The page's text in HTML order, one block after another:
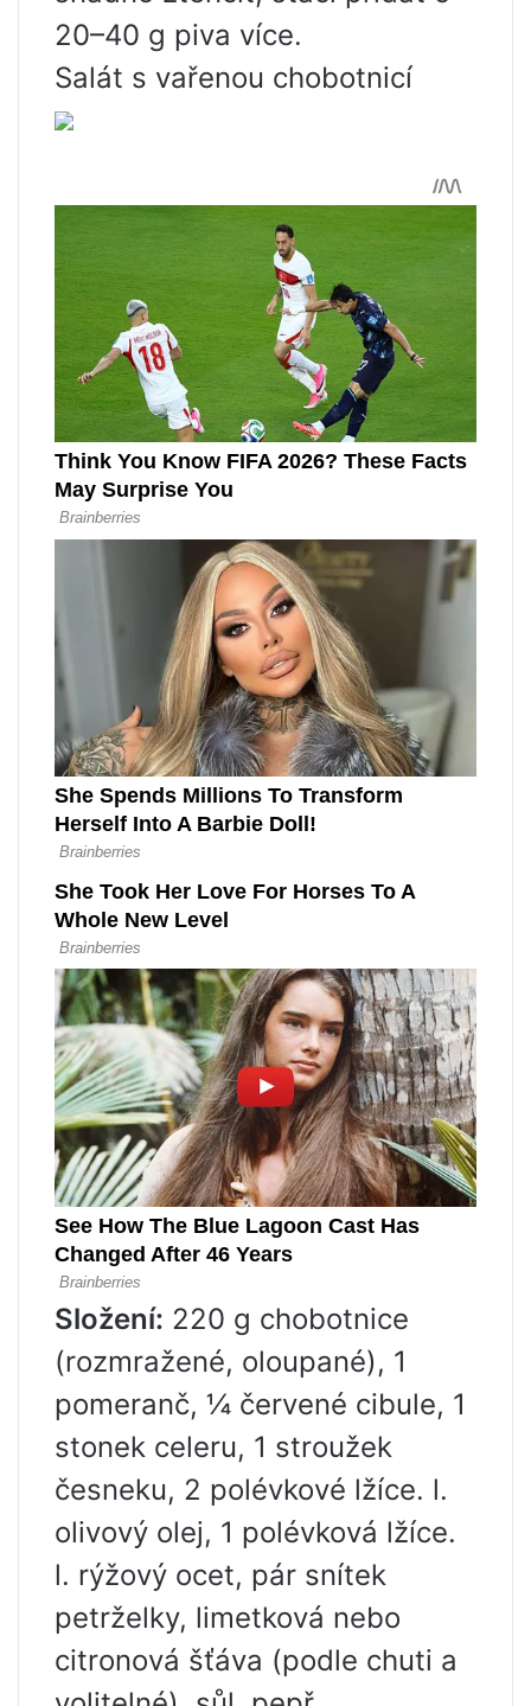
20–40 g piva více.
Salát s vařenou chobotnicí
Složení: 220 g chobotnice
(rozmražené, oloupané), 1
pomeranč, ¼ červené cibule, 1
stonek celeru, 1 stroužek
česneku, 2 polévkové lžíce. l.
olivový olej, 1 polévková lžíce.
l. rýžový ocet, pár snítek
petrželky, limetková nebo
citronová šťáva (podle chuti a